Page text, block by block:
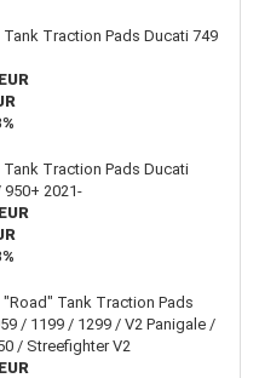
Tank Traction Pads Ducati 749
Tank Traction Pads Ducati
2021-
"Road" Tank Traction Pads
/ 1199 / 1299 / V2 Panigale /
/ Streefighter V2